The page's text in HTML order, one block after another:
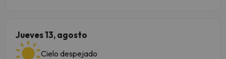
Jueves 13, agosto
Cielo despejado